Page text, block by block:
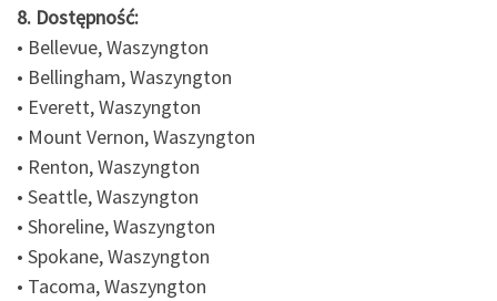
8. Dostępność:
• Bellevue, Waszyngton
• Bellingham, Waszyngton
• Everett, Waszyngton
• Mount Vernon, Waszyngton
• Renton, Waszyngton
• Seattle, Waszyngton
• Shoreline, Waszyngton
• Spokane, Waszyngton
• Tacoma, Waszyngton